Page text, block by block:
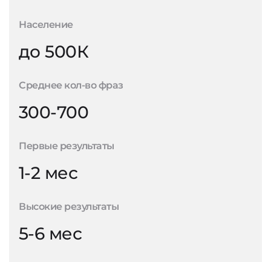
Население
до 500К
Среднее кол-во фраз
300-700
Первые результаты
1-2 мес
Высокие результаты
5-6 мес